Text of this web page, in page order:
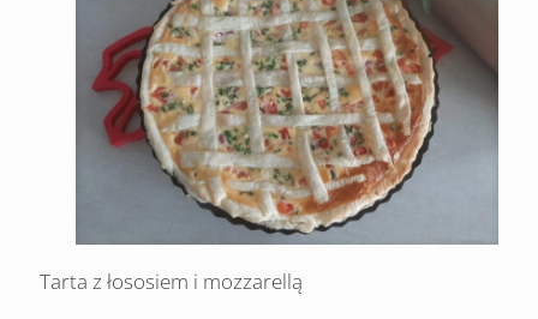
Tarta z łososiem i mozzarellą